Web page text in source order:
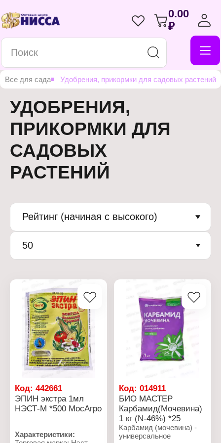
0.00
₽
Все для сада Удобрения, прикормки для садовых растений
УДОБРЕНИЯ,
ПРИКОРМКИ ДЛЯ
САДОВЫХ
РАСТЕНИЙ
Рейтинг (начиная с высокого)
50
Код: 442661
ЭПИН экстра 1мл
НЭСТ-М *500 МосАгро
Характеристики:
Код:014911
БИО МАСТЕР
Карбамид(Мочевина)
1 кг (N-46%) *25
Карбамид (мочевина) -
универсальное